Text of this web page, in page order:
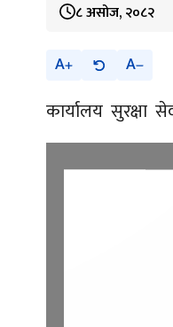
८ असोज, २०८२
A A
कार्यालय सुरक्षा